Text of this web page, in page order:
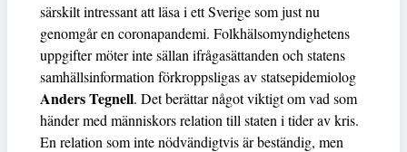
särskilt intressant att läsa i ett Sverige som just nu
genomgår en coronapandemi. Folkhälsomyndighetens
uppgifter möter inte sällan ifrågasättanden och statens
samhällsinformation förkroppsligas av statsepidemiolog
Anders Tegnell. Det berättar något viktigt om vad som
händer med människors relation till staten i tider av kris.
En relation som inte nödvändigtvis är beständig, men